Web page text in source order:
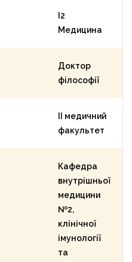
I2
Медицина
Доктор
філософії
ІІ медичний
факультет
Кафедра
внутрішньої
медицини
№2,
клінічної
імунології
та